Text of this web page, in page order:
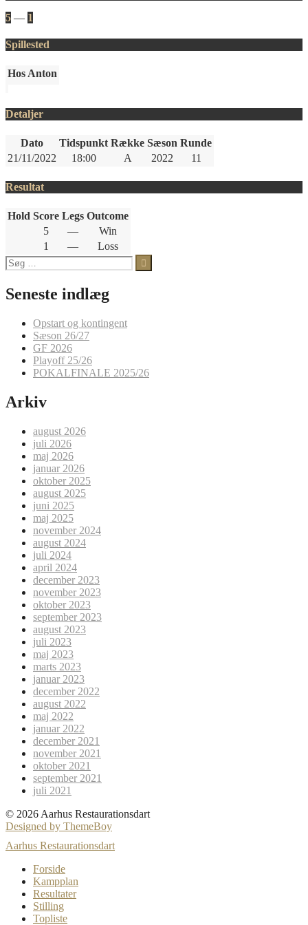
5 — 1
Spillested
Hos Anton
Detaljer
Dato Tidspunkt Række Sæson Runde
21/11/2022
18:00 A 2022 11
Resultat
Hold Score Legs Outcome
5
—
Win
1
—
Loss
Søg
efter:
Seneste indlæg
Opstart og kontingent
Sæson 26/27
GF 2026
Playoff 25/26
POKALFINALE 2025/26
Arkiv
august 2026
juli 2026
maj 2026
januar 2026
oktober 2025
august 2025
juni 2025
maj 2025
november 2024
august 2024
juli 2024
april 2024
december 2023
november 2023
oktober 2023
september 2023
august 2023
juli 2023
maj 2023
marts 2023
januar 2023
december 2022
august 2022
maj 2022
januar 2022
december 2021
november 2021
oktober 2021
september 2021
juli 2021
© 2026 Aarhus Restaurationsdart
Designed by ThemeBoy
Aarhus Restaurationsdart
Forside
Kampplan
Resultater
Stilling
Topliste